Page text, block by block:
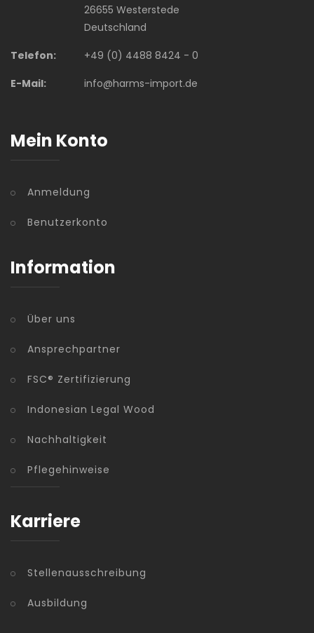
26655 Westerstede
Deutschland
Telefon:
+49 (0) 4488 8424 - 0
E-Mail:
info@harms-import.de
Mein Konto
Anmeldung
Benutzerkonto
Information
Über uns
Ansprechpartner
FSC® Zertifizierung
Indonesian Legal Wood
Nachhaltigkeit
Pflegehinweise
Karriere
Stellenausschreibung
Ausbildung